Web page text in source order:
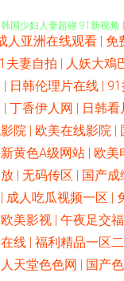
国少妇人妻超碰 91新视频
站 国产另类综合 91红杏
超碰人妻人射 五月激情图
夜理论 91麻豆国产蜜臀 欧
本韩国毛片 国产ts伪娘 91
色在线播放 久久撸免费 91
AV网址无码 四虎影院国产
人亚洲在线观看 | 免
夫妻自拍 | 人妖大鳮
| 日韩伦理片在线 |
| 丁香伊人网 | 日韩看
院 | 欧美在线影院 |
黄色A级网站 | 欧美
| 无码传区 | 国产成
| 成人吃瓜视频一区 |
美影视 | 午夜足交
线 | 福利精品一区
天堂色色网 | 国产